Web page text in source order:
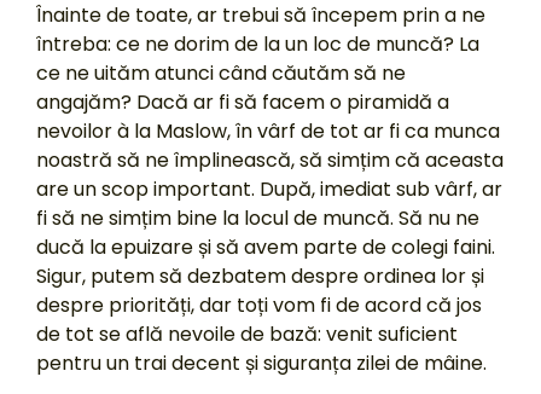
Înainte de toate, ar trebui să începem prin a ne
întreba: ce ne dorim de la un loc de muncă? La
ce ne uităm atunci când căutăm să ne
angajăm? Dacă ar fi să facem o piramidă a
nevoilor à la Maslow, în vârf de tot ar fi ca munca
noastră să ne împlinească, să simțim că aceasta
are un scop important. După, imediat sub vârf, ar
fi să ne simțim bine la locul de muncă. Să nu ne
ducă la epuizare și să avem parte de colegi faini.
Sigur, putem să dezbatem despre ordinea lor și
despre priorități, dar toți vom fi de acord că jos
de tot se află nevoile de bază: venit suficient
pentru un trai decent și siguranța zilei de mâine.